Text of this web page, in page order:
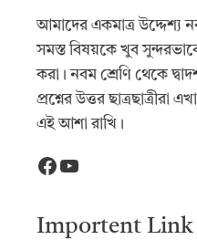
আমাদের একমাত্র উদ্দেশ্য
সমস্ত বিষয়কে খুব
করা। নবম শ্রেণি থেকে
প্রশ্নের উত্তর
এই আশা রাখি।
Facebook
YouTube
Importent Link